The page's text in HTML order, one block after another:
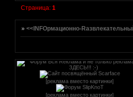
Страница:1
»<<INFOрмационно-
[реклама вместо картинки]
[реклама вместо картинки]